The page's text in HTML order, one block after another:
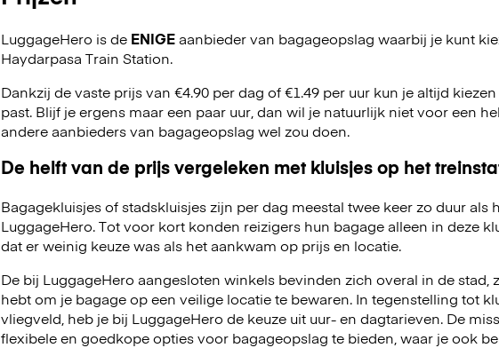
LuggageHero is de ENIGEaanbieder van bagageopslag waarbij je kunt
Haydarpasa Train Station.
Dankzij de vaste prijs van €4.90 per dag of €1.49 per uur kun je altijd
past. Blijf je ergens maar een paar uur, dan wil je natuurlijk niet voor een
andere aanbieders van bagageopslag wel zou doen.
De helft van de prijs vergeleken met kluisjes op het
Bagagekluisjes of stadskluisjes zijn per dag meestal twee keer zo duur als
LuggageHero. Tot voor kort konden reizigers hun bagage alleen in deze
dat er weinig keuze was als het aankwam op prijs en locatie.
De bij LuggageHero aangesloten winkels bevinden zich overal in de stad,
hebt om je bagage op een veilige locatie te bewaren. In tegenstelling tot
vliegveld, heb je bij LuggageHero de keuze uit uur- en dagtarieven. De
flexibele en goedkope opties voor bagageopslag te bieden, waar je ook